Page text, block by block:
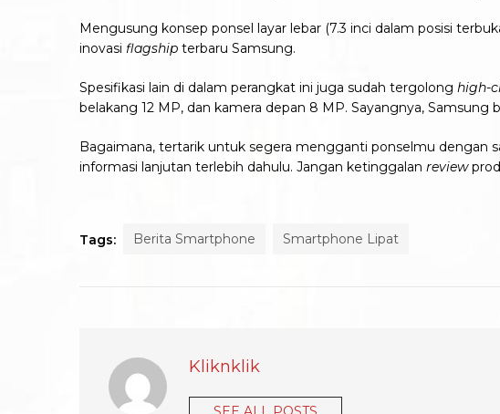
Mengusung konsep ponsel layar lebar (7.3 inci dalam posisi
inovasi flagship terbaru Samsung.
Spesifikasi lain di dalam perangkat ini juga sudah tergolong high-
belakang 12 MP, dan kamera depan 8 MP. Sayangnya,
Bagaimana, tertarik untuk segera mengganti ponselmu dengan
informasi lanjutan terlebih dahulu. Jangan ketinggalan review
Tags: Berita Smartphone Smartphone Lipat
Kliknklik